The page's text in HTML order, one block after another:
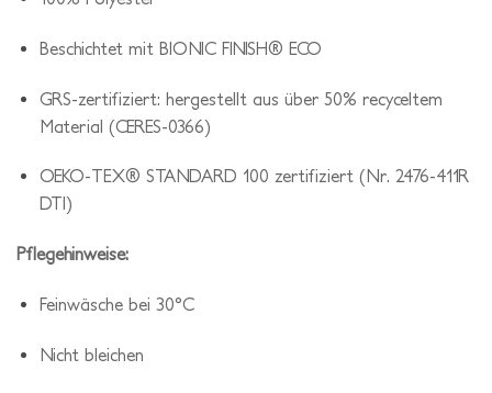
Beschichtet mit BIONIC FINISH® ECO
GRS-zertifiziert: hergestellt aus über 50% recyceltem
Material (CERES-0366)
OEKO-TEX® STANDARD 100 zertifiziert (Nr. 2476-411R
DTI)
Pflegehinweise:
Feinwäsche bei 30°C
Nicht bleichen